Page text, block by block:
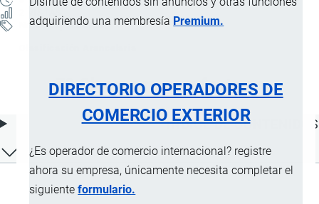
adquiriendo una membresía Premium.
DIRECTORIO OPERADORES DE
COMERCIO EXTERIOR
¿Es operador de comercio internacional? registre
ahora su empresa, únicamente necesita completar el
siguienteformulario.
Notas Explicativas
79 Cinc y sus manufacturas
ÍNDICE DE CONTENIDOS